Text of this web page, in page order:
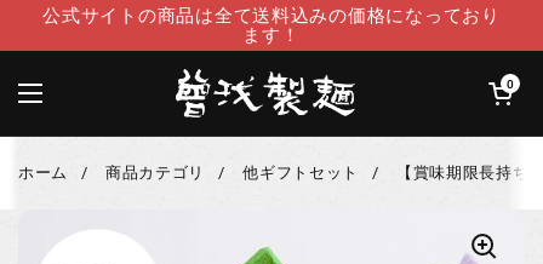
コンテンツへスキップ
公式サイトの商品は全て送料込みの価格になっており
ます！
メニューを開く
カートを開
0
ホーム / 商品カテゴリ / 他ギフトセット / 【賞味期限長持ち